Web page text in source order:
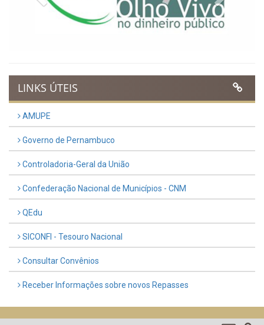
LINKS ÚTEIS
AMUPE
Governo de Pernambuco
Controladoria-Geral da União
Confederação Nacional de Municípios - CNM
QEdu
SICONFI - Tesouro Nacional
Consultar Convênios
Receber Informações sobre novos Repasses